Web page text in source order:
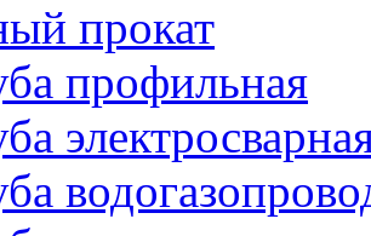
прокат
профильная